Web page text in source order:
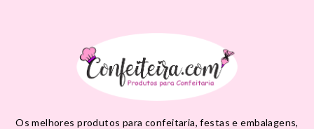
Os melhores produtos para confeitaria, festas e embalagens,